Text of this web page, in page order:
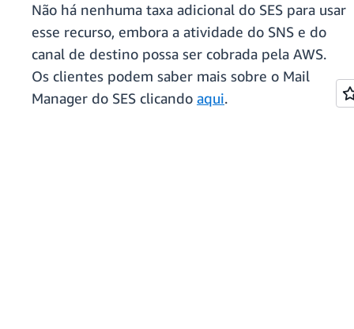
Não há nenhuma taxa adicional do SES para usar
esse recurso, embora a atividade do SNS e do
canal de destino possa ser cobrada pela AWS.
Os clientes podem saber mais sobre o Mail
Manager do SES clicando aqui.